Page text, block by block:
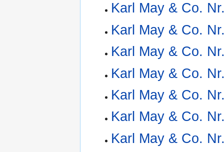
Karl May & Co.
Karl May & Co.
Karl May & Co.
Karl May & Co.
Karl May & Co.
Karl May & Co.
Karl May & Co.